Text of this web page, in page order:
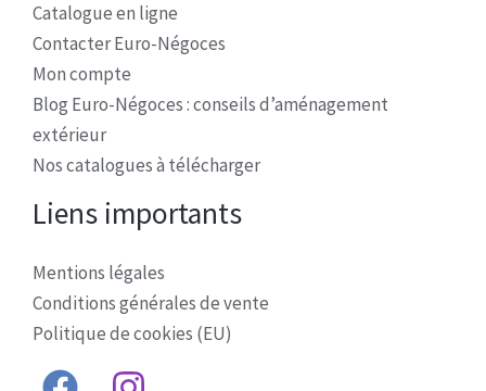
Catalogue en ligne
Contacter Euro-Négoces
Mon compte
Blog Euro-Négoces : conseils d’aménagement
extérieur
Nos catalogues à télécharger
Liens importants
Mentions légales
Conditions générales de vente
Politique de cookies (EU)